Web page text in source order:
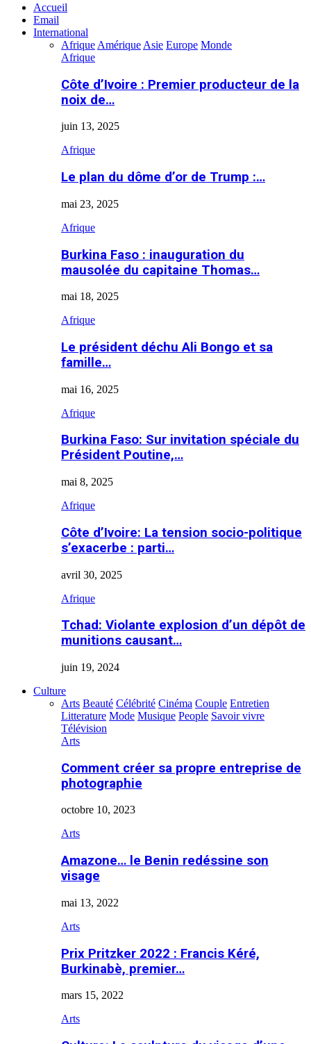
Accueil
Email
International
Afrique Amérique Asie Europe Monde
Afrique
Côte d’Ivoire : Premier producteur de la
noix de…
juin 13, 2025
Afrique
Le plan du dôme d’or de Trump :…
mai 23, 2025
Afrique
Burkina Faso : inauguration du
mausolée du capitaine Thomas…
mai 18, 2025
Afrique
Le président déchu Ali Bongo et sa
famille…
mai 16, 2025
Afrique
Burkina Faso: Sur invitation spéciale du
Président Poutine,…
mai 8, 2025
Afrique
Côte d’Ivoire: La tension socio-politique
s’exacerbe : parti…
avril 30, 2025
Afrique
Tchad: Violante explosion d’un dépôt de
munitions causant…
juin 19, 2024
Culture
Arts Beauté Célébrité Cinéma Couple Entretien
Litterature Mode Musique People Savoir vivre
Télévision
Arts
Comment créer sa propre entreprise de
photographie
octobre 10, 2023
Arts
Amazone… le Benin redéssine son
visage
mai 13, 2022
Arts
Prix Pritzker 2022 : Francis Kéré,
Burkinabè, premier…
mars 15, 2022
Arts